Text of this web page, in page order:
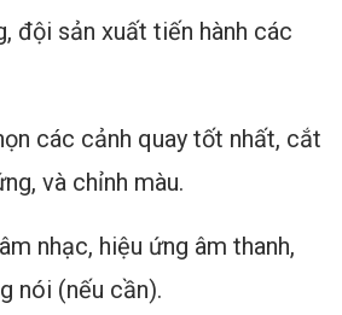
đội sản xuất tiến hành các
các cảnh quay tốt nhất, cắt
và chỉnh màu.
nhạc, hiệu ứng âm thanh,
nói (nếu cần).